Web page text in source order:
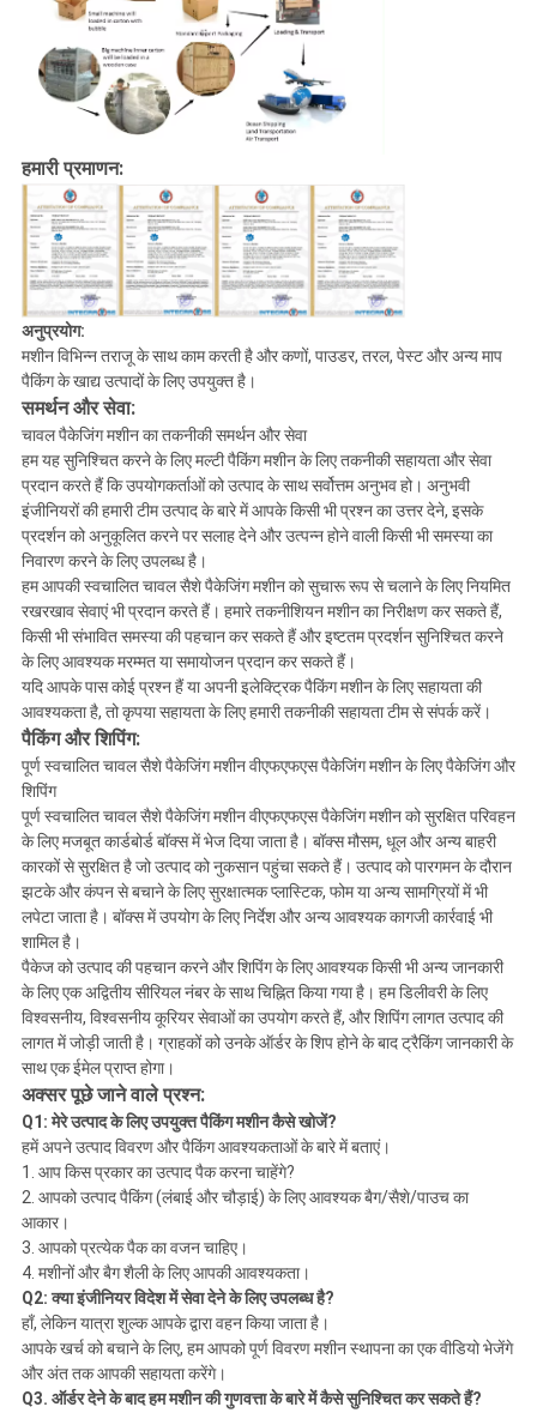
हमारी प्रमाणन:
अनुप्रयोग:
मशीन विभिन्न तराजू के साथ काम करती है और कणों, पाउडर, तरल, पेस्ट और अन्य माप
पैकिंग के खाद्य उत्पादों के लिए उपयुक्त है।
समर्थन और सेवा:
चावल पैकेजिंग मशीन का तकनीकी समर्थन और सेवा
हम यह सुनिश्चित करने के लिए मल्टी पैकिंग मशीन के लिए तकनीकी सहायता और सेवा
प्रदान करते हैं कि उपयोगकर्ताओं को उत्पाद के साथ सर्वोत्तम अनुभव हो। अनुभवी
इंजीनियरों की हमारी टीम उत्पाद के बारे में आपके किसी भी प्रश्न का उत्तर देने, इसके
प्रदर्शन को अनुकूलित करने पर सलाह देने और उत्पन्न होने वाली किसी भी समस्या का
निवारण करने के लिए उपलब्ध है।
हम आपकी स्वचालित चावल सैशे पैकेजिंग मशीन को सुचारू रूप से चलाने के लिए नियमित
रखरखाव सेवाएं भी प्रदान करते हैं। हमारे तकनीशियन मशीन का निरीक्षण कर सकते हैं,
किसी भी संभावित समस्या की पहचान कर सकते हैं और इष्टतम प्रदर्शन सुनिश्चित करने
के लिए आवश्यक मरम्मत या समायोजन प्रदान कर सकते हैं।
यदि आपके पास कोई प्रश्न हैं या अपनी इलेक्ट्रिक पैकिंग मशीन के लिए सहायता की
आवश्यकता है, तो कृपया सहायता के लिए हमारी तकनीकी सहायता टीम से संपर्क करें।
पैकिंग और शिपिंग:
पूर्ण स्वचालित चावल सैशे पैकेजिंग मशीन वीएफएफएस पैकेजिंग मशीन के लिए पैकेजिंग और
शिपिंग
पूर्ण स्वचालित चावल सैशे पैकेजिंग मशीन वीएफएफएस पैकेजिंग मशीन को सुरक्षित परिवहन
के लिए मजबूत कार्डबोर्ड बॉक्स में भेज दिया जाता है। बॉक्स मौसम, धूल और अन्य बाहरी
कारकों से सुरक्षित है जो उत्पाद को नुकसान पहुंचा सकते हैं। उत्पाद को पारगमन के दौरान
झटके और कंपन से बचाने के लिए सुरक्षात्मक प्लास्टिक, फोम या अन्य सामग्रियों में भी
लपेटा जाता है। बॉक्स में उपयोग के लिए निर्देश और अन्य आवश्यक कागजी कार्रवाई भी
शामिल है।
पैकेज को उत्पाद की पहचान करने और शिपिंग के लिए आवश्यक किसी भी अन्य जानकारी
के लिए एक अद्वितीय सीरियल नंबर के साथ चिह्नित किया गया है। हम डिलीवरी के लिए
विश्वसनीय, विश्वसनीय कूरियर सेवाओं का उपयोग करते हैं, और शिपिंग लागत उत्पाद की
लागत में जोड़ी जाती है। ग्राहकों को उनके ऑर्डर के शिप होने के बाद ट्रैकिंग जानकारी के
साथ एक ईमेल प्राप्त होगा।
अक्सर पूछे जाने वाले प्रश्न:
Q1: मेरे उत्पाद के लिए उपयुक्त पैकिंग मशीन कैसे खोजें?
हमें अपने उत्पाद विवरण और पैकिंग आवश्यकताओं के बारे में बताएं।
1. आप किस प्रकार का उत्पाद पैक करना चाहेंगे?
2. आपको उत्पाद पैकिंग (लंबाई और चौड़ाई) के लिए आवश्यक बैग/सैशे/पाउच का
आकार।
3. आपको प्रत्येक पैक का वजन चाहिए।
4. मशीनों और बैग शैली के लिए आपकी आवश्यकता।
Q2: क्या इंजीनियर विदेश में सेवा देने के लिए उपलब्ध है?
हाँ, लेकिन यात्रा शुल्क आपके द्वारा वहन किया जाता है।
आपके खर्च को बचाने के लिए, हम आपको पूर्ण विवरण मशीन स्थापना का एक वीडियो भेजेंगे
और अंत तक आपकी सहायता करेंगे।
Q3. ऑर्डर देने के बाद हम मशीन की गुणवत्ता के बारे में कैसे सुनिश्चित कर सकते हैं?